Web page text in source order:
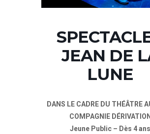
JEAN DE
LUNE
DANS LE CADRE DU THÉÂTRE
COMPAGNIE DÉRIVATION
Jeune Public – Dès 4 ans